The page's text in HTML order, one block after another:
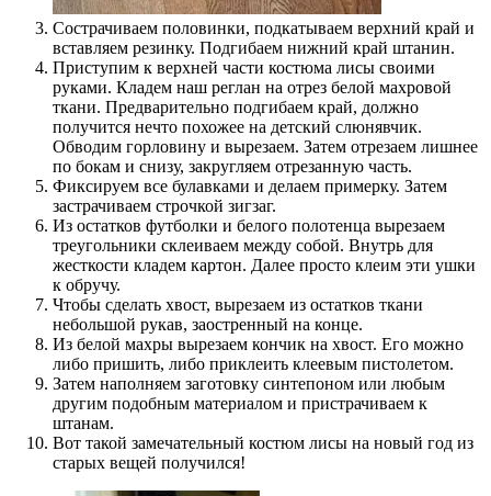
Сострачиваем половинки, подкатываем верхний край и
вставляем резинку. Подгибаем нижний край штанин.
Приступим к верхней части костюма лисы своими
руками. Кладем наш реглан на отрез белой махровой
ткани. Предварительно подгибаем край, должно
получится нечто похожее на детский слюнявчик.
Обводим горловину и вырезаем. Затем отрезаем лишнее
по бокам и снизу, закругляем отрезанную часть.
Фиксируем все булавками и делаем примерку. Затем
застрачиваем строчкой зигзаг.
Из остатков футболки и белого полотенца вырезаем
треугольники склеиваем между собой. Внутрь для
жесткости кладем картон. Далее просто клеим эти ушки
к обручу.
Чтобы сделать хвост, вырезаем из остатков ткани
небольшой рукав, заостренный на конце.
Из белой махры вырезаем кончик на хвост. Его можно
либо пришить, либо приклеить клеевым пистолетом.
Затем наполняем заготовку синтепоном или любым
другим подобным материалом и пристрачиваем к
штанам.
Вот такой замечательный костюм лисы на новый год из
старых вещей получился!